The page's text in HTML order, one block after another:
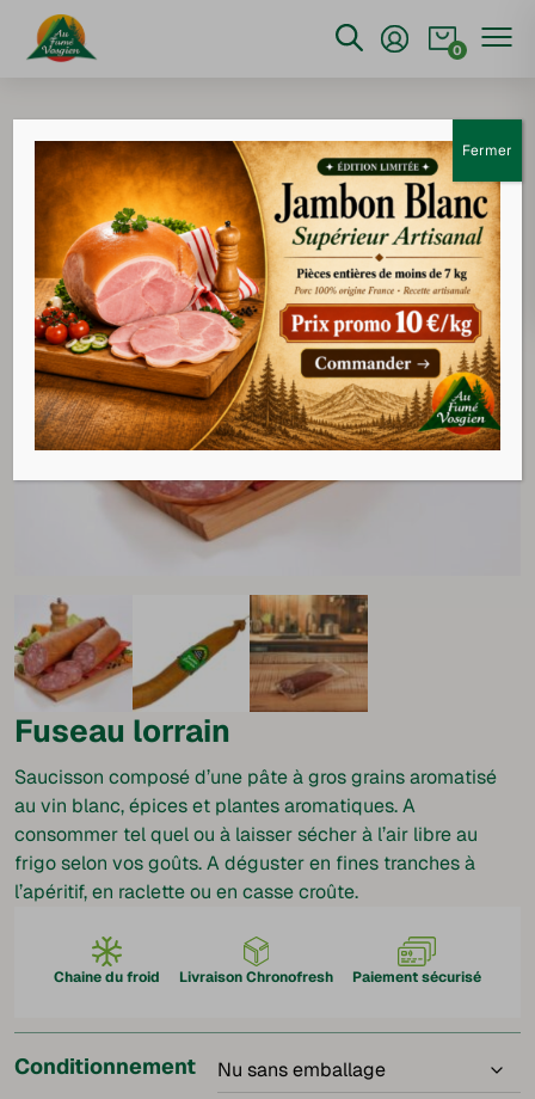
0
Fuseau lorrain
Saucisson composé d’une pâte à gros grains aromatisé
au vin blanc, épices et plantes aromatiques. A
consommer tel quel ou à laisser sécher à l’air libre au
frigo selon vos goûts. A déguster en fines tranches à
l’apéritif, en raclette ou en casse croûte.
Chaine du froid Livraison Chronofresh Paiement sécurisé
Conditionnement
Fermer